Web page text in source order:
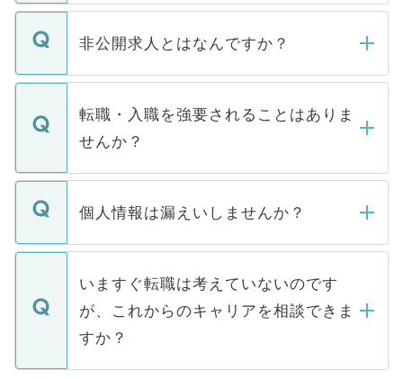
ご登録いただきましたら、弊社担当者がご
登録内容を確認し、その後メールもしくは
ます。通常、5営業日以内にはご連絡をせて
いただきますので、しばらくお待ちくださ
非公開求人とはなんですか？
マイナビDOCTORで取り扱っている求人の
うち約3割は、Webサイトからご覧いただ
けない「非公開求人」です。非公開求人は
下記の理由によって、一般には公開してい
ません。
■応募殺到を避けるため 人気のある医療機
関を公にしてしまうと、応募が殺到する場
に、医療機関が求める条件に合った人材の
みを人材紹介会社に依頼するケースが増え
ています。
転職・入職を強要されることはありま
せんか？
転職・入職を強要することは一切ありませ
ん。また、仮に応募先から内定をいただい
定を承諾する必要はありません。内定先へ
の辞退の連絡はキャリアパートナーが行い
個人情報は漏えいしませんか？
個人情報が漏えいすることはありませんの
で、ご安心ください。当サイトからの登録
などで収集したご登録者様の個人情報は、
ご本人のキャリアアップおよび転職活動の
支援を目的に使用いたします。お預かりし
ているすべての個人データはご本人の許可
いますぐ転職は考えていないのです
が、これからのキャリアを相談できま
すか？